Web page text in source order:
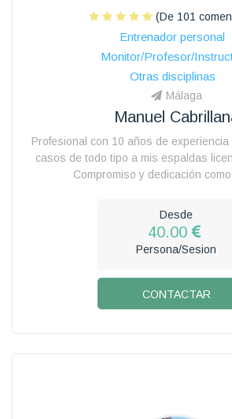
(De 101
Entrenador personal
Monitor/Profesor/
Otras disciplinas
Málaga
Manuel
Profesional con 10 años de
casos de todo tipo a mis espaldas
Compromiso y dedicación
Desde
40.00
Persona/Sesion
CONTACTAR